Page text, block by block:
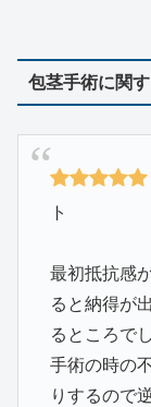
包茎手術に関
ト
最初抵抗感
ると納得が
るところで
手術の時の
りするので